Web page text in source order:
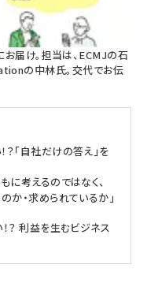
届け。担当は、ECMJの石
の中林氏。交代でお伝
「自社だけの答え」を
に考えるのではなく、
か・求められているか」
？ 利益を生むビジネス